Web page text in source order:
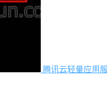
腾讯云轻量应用